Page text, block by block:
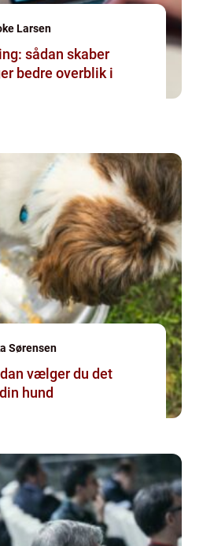
Larsen
sådan skaber
bedre overblik i
Sørensen
vælger du det
hund